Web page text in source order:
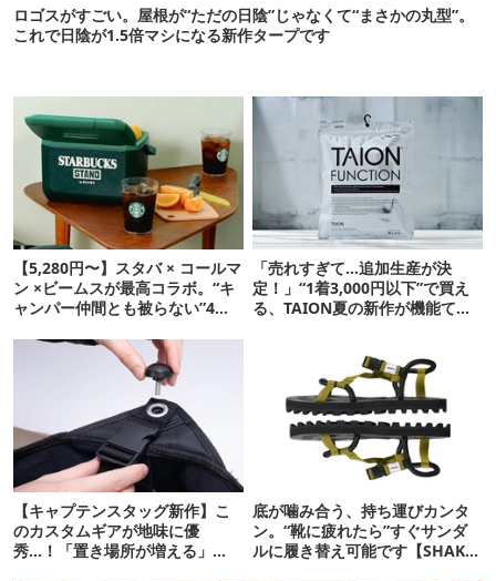
ロゴスがすごい。屋根が“ただの日陰”じゃなくて“まさかの丸型”。
これで日陰が1.5倍マシになる新作タープです
【5,280円〜】スタバ × コールマ
ン ×ビームスが最高コラボ。“キ
ャンパー仲間とも被らない”4ア
「売れすぎて…追加生産が決
定！」“1着3,000円以下”で買え
る、TAION夏の新作が機能てん
【キャプテンスタッグ新作】こ
のカスタムギアが地味に優
秀…！「置き場所が増える」
底が噛み合う、持ち運びカンタ
ン。“靴に疲れたら”すぐサンダ
ルに履き替え可能です【SHAKA